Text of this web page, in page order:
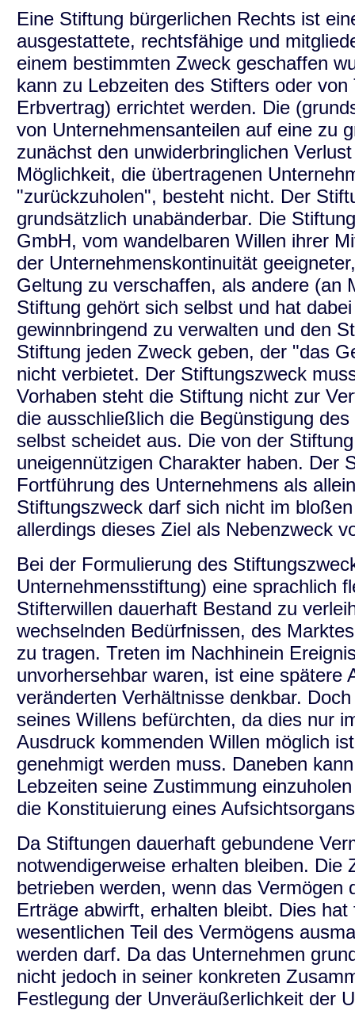
Eine Stiftung bürgerlichen Rechts ist
ausgestattete, rechtsfähige und
einem bestimmten Zweck geschaffen
kann zu Lebzeiten des Stifters oder
Erbvertrag) errichtet werden. Die
von Unternehmensanteilen auf eine zu
zunächst den unwiderbringlichen
Möglichkeit, die übertragenen
"zurückzuholen", besteht nicht. Der
grundsätzlich unabänderbar. Die
GmbH, vom wandelbaren Willen ihrer
der Unternehmenskontinuität
Geltung zu verschaffen, als andere (an
Stiftung gehört sich selbst und hat
gewinnbringend zu verwalten und den
Stiftung jeden Zweck geben, der "das
nicht verbietet. Der Stiftungszweck
Vorhaben steht die Stiftung nicht zur
die ausschließlich die Begünstigung
selbst scheidet aus. Die von der
uneigennützigen Charakter haben. Der
Fortführung des Unternehmens als
Stiftungszweck darf sich nicht im
allerdings dieses Ziel als Nebenzweck
Bei der Formulierung des
Unternehmensstiftung) eine sprachlich
Stifterwillen dauerhaft Bestand zu
wechselnden Bedürfnissen, des
zu tragen. Treten im Nachhinein
unvorhersehbar waren, ist eine spätere
veränderten Verhältnisse denkbar.
seines Willens befürchten, da dies nur
Ausdruck kommenden Willen möglich
genehmigt werden muss. Daneben
Lebzeiten seine Zustimmung
die Konstituierung eines
Da Stiftungen dauerhaft gebundene
notwendigerweise erhalten bleiben.
betrieben werden, wenn das
Erträge abwirft, erhalten bleibt. Dies
wesentlichen Teil des Vermögens
werden darf. Da das Unternehmen
nicht jedoch in seiner konkreten
Festlegung der Unveräußerlichkeit der